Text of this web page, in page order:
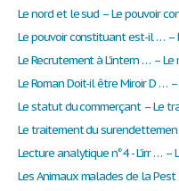
Le nord et le sud – Le pouvoir
Le pouvoir constituant est-il … –
Le Recrutement à L'intern … –
Le Roman Doit-il être Miroir D …
Le statut du commerçant – Le
Le traitement du
Lecture analytique n°4 - L’irr …
Les Animaux malades de la